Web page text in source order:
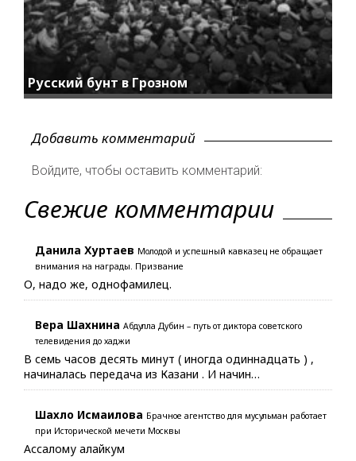
Русский бунт в Грозном
Добавить комментарий
Войдите, чтобы оставить комментарий:
Свежие комментарии
Данила Хуртаев Молодой и успешный кавказец не обращает
внимания на награды. Призвание
О, надо же, однофамилец.
Вера Шахнина Абдулла Дубин – путь от диктора советского
телевидения до хаджи
В семь часов десять минут ( иногда одиннадцать ) ,
начиналась передача из Казани . И начин…
Шахло Исмаилова Брачное агентство для мусульман работает
при Исторической мечети Москвы
Ассалому алайкум